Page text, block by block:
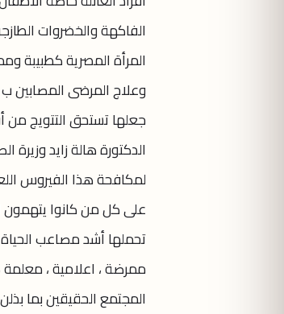
المرأة المصرية كطبيبة
جعلها تستحق التتويج من
الدكتورة هالة زايد
لمكافحة هذا الفيروس
على كل من كانوا يتهمون
تحملها أشد مصاعب
ممرضة ، اعلامية ،
المجتمع الحقيقين بما